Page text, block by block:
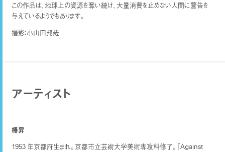
この作品は、地球上の資源を奪い続け、大量消費を止めない人間に警告を
与えているようでもあります。
撮影：小山田邦哉
アーティスト
椿昇
1953 年京都府⽣まれ。京都市⽴芸術⼤学美術専攻科修了。「Against